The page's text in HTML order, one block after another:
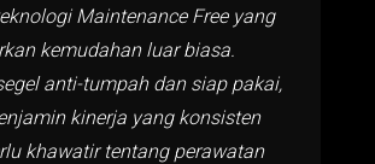
Maintenance Free yang
kemudahan luar biasa.
anti-tumpah dan siap pakai,
kinerja yang konsisten
khawatir tentang perawatan